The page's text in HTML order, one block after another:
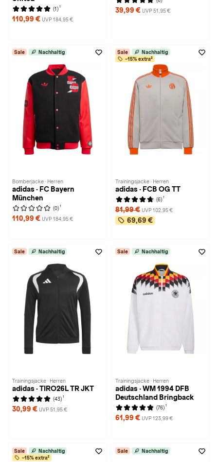
(1) 1
110,99 € UVP 184,95 €
39,99 € UVP 51,95 €
Sale Nachhaltig
Bomberjacke · Herren
adidas · FC Bayern
München
(0) 1
110,99 € UVP 184,95 €
Sale
Nachhaltig
-15% extra²
Trainingsjacke · Herren
adidas · FCB OG TT
(6) 1
81,99 € UVP 102,95 €
69,69 €
Sale Nachhaltig
Trainingsjacke · Herren
adidas · TIRO26L TR JKT
(43) 1
30,99 € UVP 51,95 €
Sale Nachhaltig
Trainingsjacke · Herren
adidas · WM 1994 DFB
Deutschland Bringback
(76) 1
61,99 € UVP 123,99 €
Sale
Nachhaltig
-15% extra²
Sale Nachhaltig